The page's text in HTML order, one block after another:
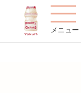
メニュー